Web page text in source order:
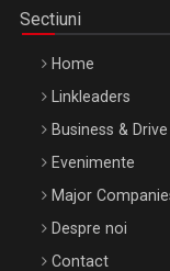
Be Inspired. Make it
Octombrie
Sectiuni
Home
Linkleaders
Business & Drive
Evenimente
Major
Despre noi
Contact